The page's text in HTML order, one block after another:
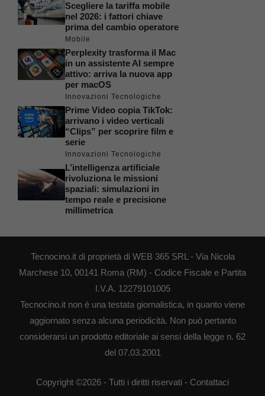
Scegliere la tariffa mobile
nel 2026: i fattori chiave
prima del cambio operatore
Mobile
Perplexity trasforma il Mac
in un assistente AI sempre
attivo: arriva la nuova app
per macOS
Innovazioni Tecnologiche
Prime Video copia TikTok:
arrivano i video verticali
“Clips” per scoprire film e
serie
Innovazioni Tecnologiche
L’intelligenza artificiale
rivoluziona le missioni
spaziali: simulazioni in
tempo reale e precisione
millimetrica
Tecnocino.it di proprietà di WEB 365 SRL - Via Nicola
Marchese 10, 00141 Roma (RM) - Codice Fiscale e Partita
I.V.A. 12279101005
Tecnocino.it non è una testata giornalistica, in quanto viene
aggiornato senza alcuna periodicità. Non può pertanto
considerarsi un prodotto editoriale ai sensi della legge n. 62
del 07.03.2001
Copyright ©2026 - Tutti i diritti riservati - Contattaci